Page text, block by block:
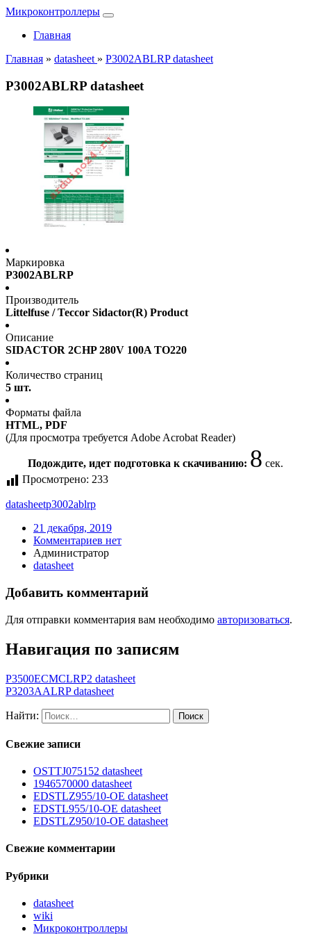
Микроконтроллеры
Главная
Главная » datasheet » P3002ABLRP datasheet
P3002ABLRP datasheet
Маркировка
P3002ABLRP
Производитель
Littelfuse / Teccor Sidactor(R) Product
Описание
SIDACTOR 2CHP 280V 100A TO220
Количество страниц
5 шт.
Форматы файла
HTML, PDF
(Для просмотра требуется Adobe Acrobat Reader)
Подождите, идет подготовка к скачиванию: 8 сек.
Просмотрено: 233
datasheetp3002ablrp
21 декабря, 2019
Комментариев нет
Администратор
datasheet
Добавить комментарий
Для отправки комментария вам необходимо авторизоваться.
Навигация по записям
P3500ECMCLRP2 datasheet
P3203AALRP datasheet
Найти:
Свежие записи
OSTTJ075152 datasheet
1946570000 datasheet
EDSTLZ955/10-OE datasheet
EDSTL955/10-OE datasheet
EDSTLZ950/10-OE datasheet
Свежие комментарии
Рубрики
datasheet
wiki
Микроконтроллеры